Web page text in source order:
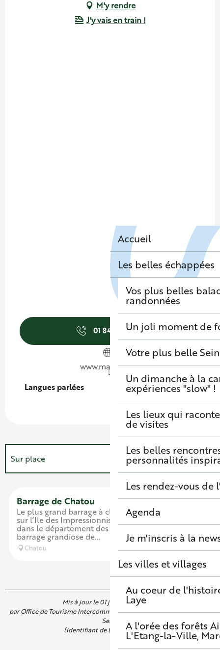
Accueil
Les belles échappées
Vos plus belles
randonnées
Un joli moment de
Votre plus belle
Un dimanche à la
expériences "slow" !
Les lieux qui
de visites
Les belles
personnalités
Les rendez-vous de
Agenda
Je m'inscris à la
Les villes et villages
Au coeur de
Laye
A l'orée des forêts
L'Etang-la-Ville,
M'y rendre
J'y vais en train !
01 84 75 36▒▒
www.macsmto.fr
Langues parlées
Langues parlées
Sur place
Barrage de Chatou
Le plus grand barrage à clapets de France ! C’est
sur l’Ile des Impressionnistes, sur la Seine aval
dans le département des Yvelines, que se trouve le
barrage grandiose de...
Chatou
Mis à jour le 01 juin 2026 à 16:40
par Office de Tourisme Intercommunal de Saint Germain Boucles de
Seine
(Identifiant de l'offre :7122642)